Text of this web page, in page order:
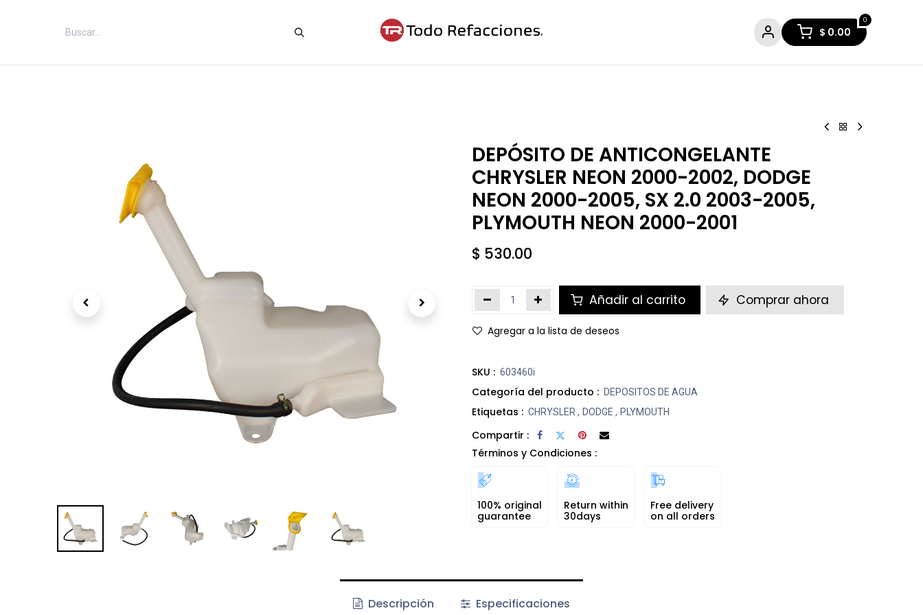
0
$ 0.00
DEPÓSITO DE ANTICONGELANTE
CHRYSLER NEON 2000-2002, DODGE
NEON 2000-2005, SX 2.0 2003-2005,
PLYMOUTH NEON 2000-2001
$ 530.00
Añadir al carrito Comprar ahora
Agregar a la lista de deseos
SKU : 603460i
Categoría del producto : DEPOSITOS DE AGUA
Etiquetas : CHRYSLER , DODGE , PLYMOUTH
Compartir :
Términos y Condiciones :
100% original
guarantee
Return within
30days
Free delivery
on all orders
Descripción Especificaciones